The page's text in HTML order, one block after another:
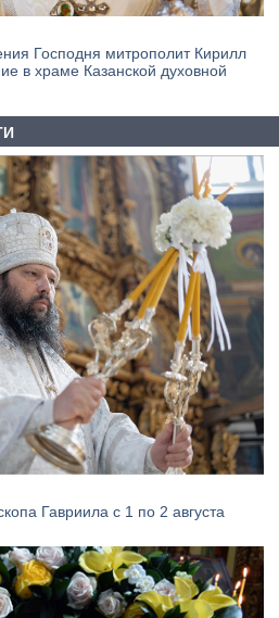
Господня митрополит Кирилл
в храме Казанской духовной
Гавриила с 1 по 2 августа